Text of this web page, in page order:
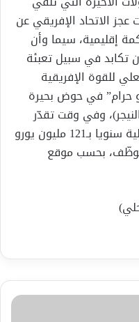
الاتحاد الإفريقي عن
إقليمية، سيما وأن
تكابد في سبيل تعبئة
للقوة الإفريقية
حرام” في حوض بحيرة
وفي وقت تقدّر
فيه ميزانية المحكمة الجنائية الدولية سنويا بـ121 مليون يورو
دولار)، وتعدّ نحو 800 موظّف، بحسب موقع